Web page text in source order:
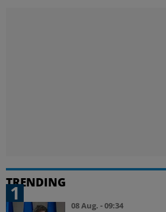
TRENDING
1
08 Aug. - 09:34